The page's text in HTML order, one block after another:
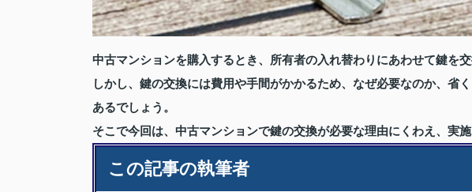
中古マンションを購入するとき、所有者の入れ替わりにあわせて鍵を交
しかし、鍵の交換には費用や手間がかかるため、なぜ必要なのか、省
あるでしょう。
そこで今回は、中古マンションで鍵の交換が必要な理由にくわえ、実
この記事の執筆者